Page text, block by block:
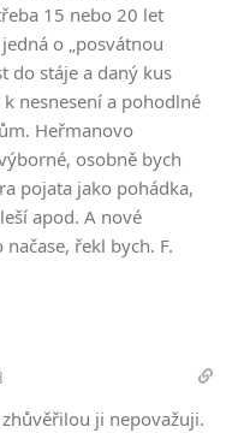
15 nebo 20 let
o „posvátnou
do stáje a daný kus
nesnesení a pohodlné
Heřmanovo
osobně bych
pojata jako pohádka,
apod. A nové
řekl bych. F.
ji nepovažuji.